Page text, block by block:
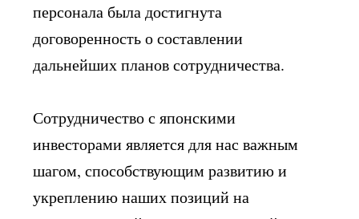
персонала была достигнута
договоренность о составлении
дальнейших планов сотрудничества.
Сотрудничество с японскими
инвесторами является для нас важным
шагом, способствующим развитию и
укреплению наших позиций на